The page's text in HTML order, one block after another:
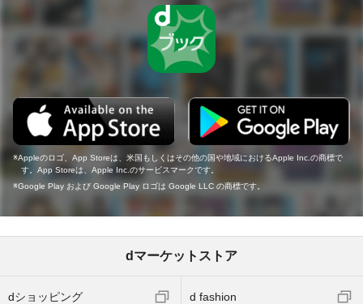
Appleのロゴ、App Storeは、米国もしくはその他の国や地域におけるApple Inc.の商標で
す。App Storeは、Apple Inc.のサービスマークです。
Google Play および Google Play ロゴは Google LLC の商標です。
dマーケットストア
dショッピング d fashion